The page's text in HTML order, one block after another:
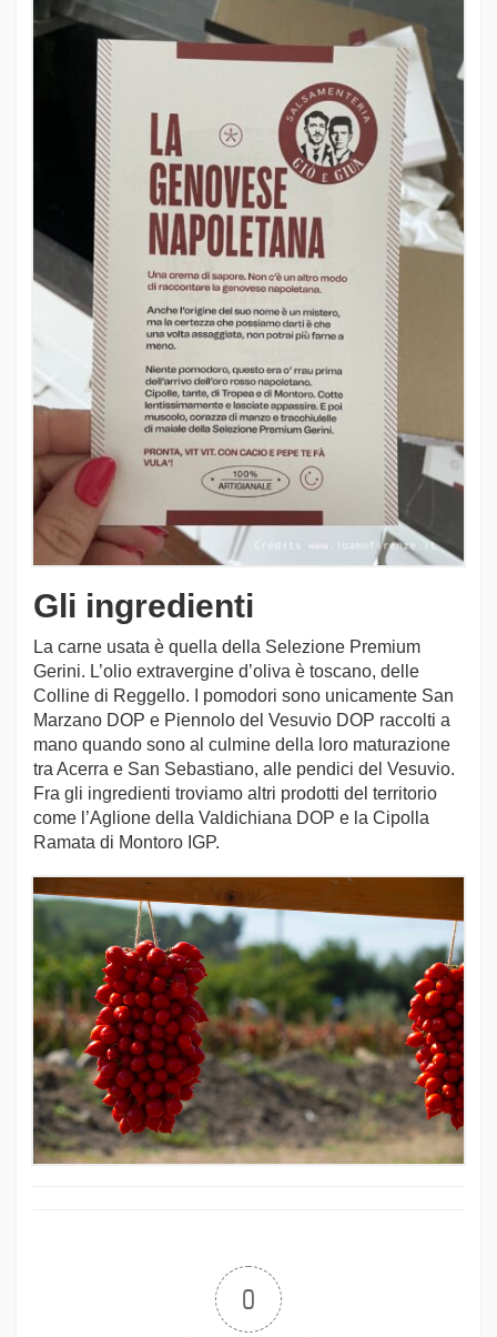
Gli ingredienti
La carne usata è quella della Selezione Premium
Gerini. L’olio extravergine d’oliva è toscano, delle
Colline di Reggello. I pomodori sono unicamente San
Marzano DOP e Piennolo del Vesuvio DOP raccolti a
mano quando sono al culmine della loro maturazione
tra Acerra e San Sebastiano, alle pendici del Vesuvio.
Fra gli ingredienti troviamo altri prodotti del territorio
come l’Aglione della Valdichiana DOP e la Cipolla
Ramata di Montoro IGP.
0